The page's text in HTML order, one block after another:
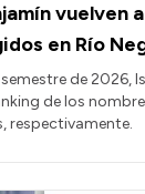
vuelven
en Río
de 2026,
de los
respectivamente.